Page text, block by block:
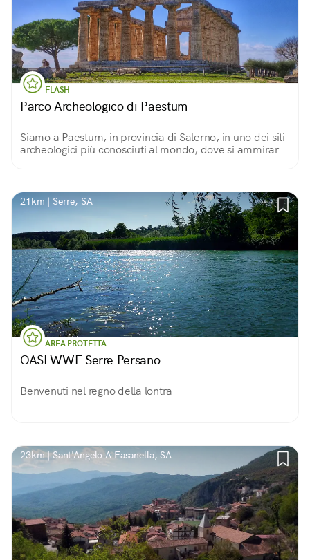
FLASH
Parco Archeologico di Paestum
Siamo a Paestum, in provincia di Salerno, in uno dei siti
archeologici più conosciuti al mondo, dove si ammirare
21km | Serre, SA
AREA PROTETTA
OASI WWF Serre Persano
Benvenuti nel regno della lontra
23km | Sant'Angelo A Fasanella, SA